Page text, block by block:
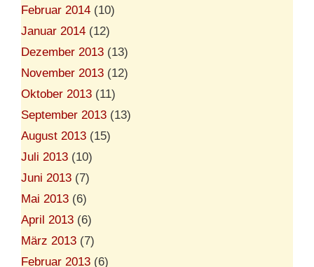
Februar 2014 (10)
Januar 2014 (12)
Dezember 2013 (13)
November 2013 (12)
Oktober 2013 (11)
September 2013 (13)
August 2013 (15)
Juli 2013 (10)
Juni 2013 (7)
Mai 2013 (6)
April 2013 (6)
März 2013 (7)
Februar 2013 (6)